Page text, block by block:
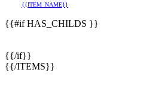
{{ITEM_NAME}}
{{#if HAS_CHILDS }}
{{/if}}
{{/ITEMS}}